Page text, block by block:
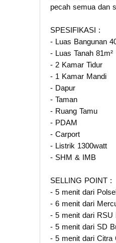
pecah semua dan
SPESIFIKASI :
- Luas Bangunan
- Luas Tanah 81m²
- 2 Kamar Tidur
- 1 Kamar Mandi
- Dapur
- Taman
- Ruang Tamu
- PDAM
- Carport
- Listrik 1300watt
- SHM & IMB
SELLING POINT :
- 5 menit dari
- 6 menit dari
- 5 menit dari RSU
- 5 menit dari SD
- 5 menit dari Citra